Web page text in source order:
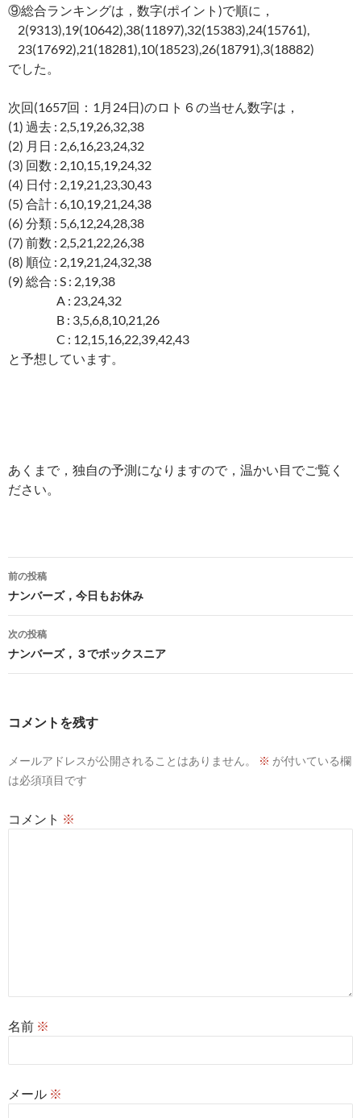
⑨総合ランキングは，数字(ポイント)で順に，
2(9313),19(10642),38(11897),32(15383),24(15761),
23(17692),21(18281),10(18523),26(18791),3(18882)
でした。
次回(1657回：1月24日)のロト６の当せん数字は，
(1) 過去 : 2,5,19,26,32,38
(2) 月日 : 2,6,16,23,24,32
(3) 回数 : 2,10,15,19,24,32
(4) 日付 : 2,19,21,23,30,43
(5) 合計 : 6,10,19,21,24,38
(6) 分類 : 5,6,12,24,28,38
(7) 前数 : 2,5,21,22,26,38
(8) 順位 : 2,19,21,24,32,38
(9) 総合 : S : 2,19,38
A : 23,24,32
B : 3,5,6,8,10,21,26
C : 12,15,16,22,39,42,43
と予想しています。
あくまで，独自の予測になりますので，温かい目でご覧く
ださい。
投
稿
ナ
ビ
ゲ
ョ
前の投稿
ナンバーズ，今日もお休み
次の投稿
ナンバーズ，３でボックスニア
コメントを残す
メールアドレスが公開されることはありません。 ※ が付いている欄
は必須項目です
コメント ※
名前 ※
メール ※